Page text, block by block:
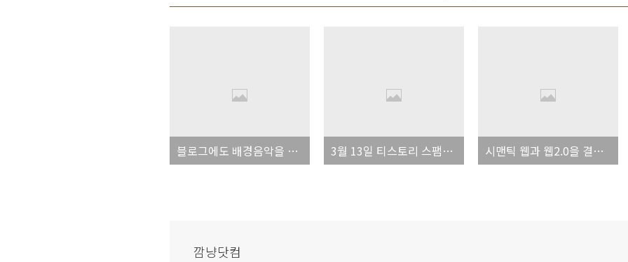
블로그에도 배경음악을 달 수 있다! 3월 13일 티스토리 스팸댓글 방어벽이 뚤렸나 봅니다. 시맨틱 웹과 웹2.0을 결합한 '서비스 웹3.0'
깜냥닷컴